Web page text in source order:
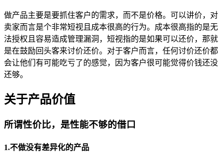
做产品主要是要抓住客户的需求，而不是价格。可以讲价，对
卖家而言是个非常短视且成本很高的行为。成本很高指的是无
法授权且容易造成管理漏洞，短视指的是如果可以还价，那就
是在鼓励回头客来讨价还价。对于客户而言，任何讨价还价都
会让他们有可能吃亏了的感觉，因为客户很可能觉得价钱还没
还够。
关于产品价值
所谓性价比，是性能不够的借口
1.不做没有差异化的产品